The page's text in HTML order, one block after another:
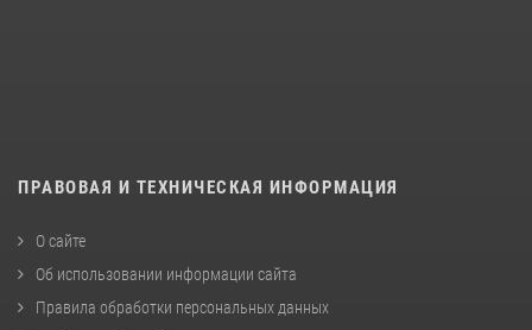
ПРАВОВАЯ И ТЕХНИЧЕСКАЯ ИНФОРМАЦИЯ
О сайте
Об использовании информации сайта
Правила обработки персональных данных